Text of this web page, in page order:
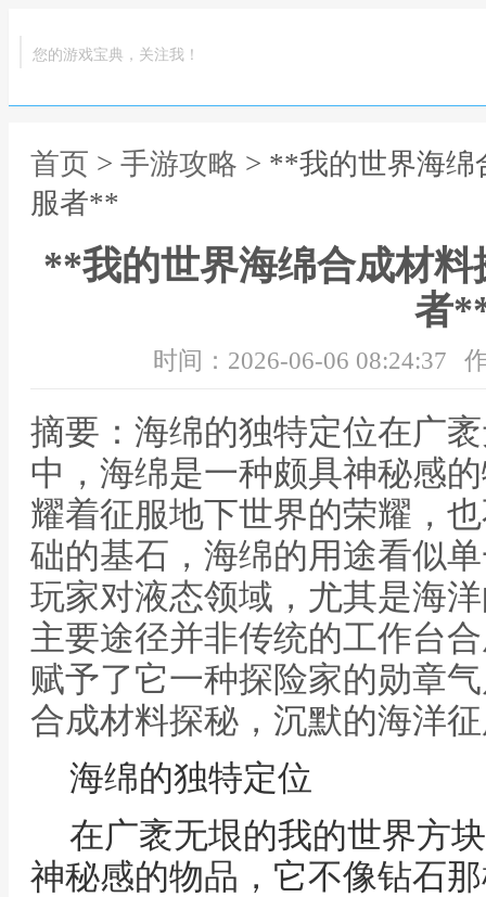
您的游戏宝典，关注我！
首页 > 手游攻略 > **我的世界海绵
服者**
**我的世界海绵合成材
者
时间：2026-06-06 08:24:37
摘要：海绵的独特定位在广
中，海绵是一种颇具神秘感
耀着征服地下世界的荣耀，
础的基石，海绵的用途看似
玩家对液态领域，尤其是海
主要途径并非传统的工作台
赋予了它一种探险家的勋章
合成材料探秘，沉默的海洋
海绵的独特定位
在广袤无垠的我的世界方
神秘感的物品，它不像钻石